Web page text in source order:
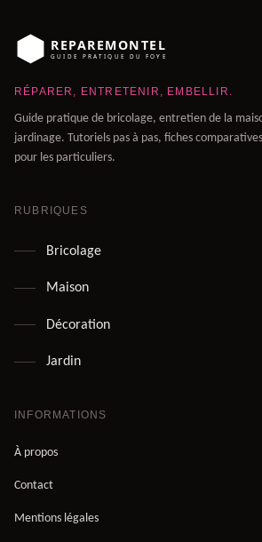
RÉPARER, ENTRETENIR, EMBELLIR.
Guide pratique de bricolage, entretien de la
jardinage. Tutoriels pas à pas, fiches
pour les particuliers.
RUBRIQUES
Bricolage
Maison
Décoration
Jardin
INFORMATIONS
À propos
Contact
Mentions légales